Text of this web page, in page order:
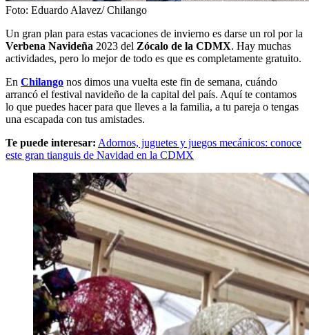
Foto: Eduardo Alavez/ Chilango
Un gran plan para estas vacaciones de invierno es darse un rol por la
Verbena Navideña 2023 del Zócalo de la CDMX. Hay muchas
actividades, pero lo mejor de todo es que es completamente gratuito.
En Chilango nos dimos una vuelta este fin de semana, cuándo
arrancó el festival navideño de la capital del país. Aquí te contamos
lo que puedes hacer para que lleves a la familia, a tu pareja o tengas
una escapada con tus amistades.
Te puede interesar: Adornos, juguetes y juegos mecánicos: conoce
este gran tianguis de Navidad en la CDMX